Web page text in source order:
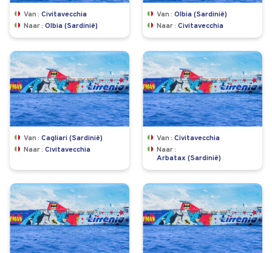
Van
Civitavecchia
Naar
Olbia (Sardinië)
Van
Olbia (Sardinië)
Naar
Civitavecchia
Van
Cagliari (Sardinië)
Naar
Civitavecchia
Van
Civitavecchia
Naar
Arbatax (Sardinië)